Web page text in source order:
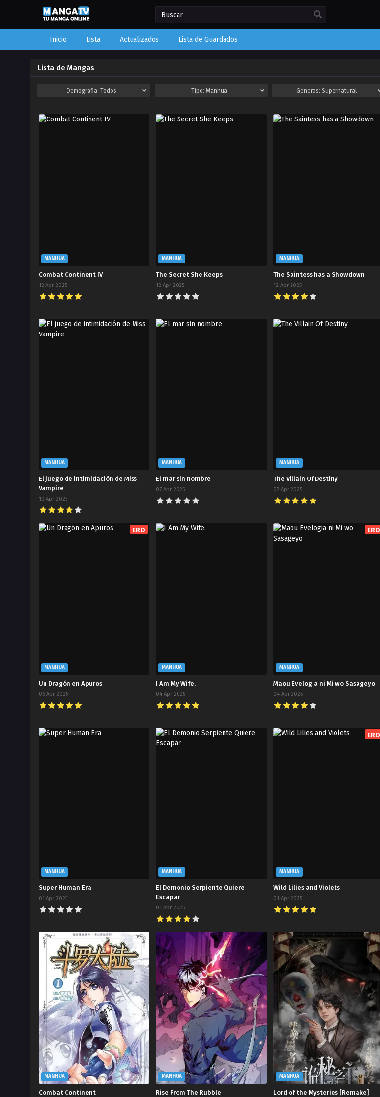
Inicio Lista Actualizados Lista de Guardados
Lista de Mangas
Demografia:Todos Tipo: Manhua Generos:Supernatural
MANHUA
Combat Continent IV
12 Apr 2025
MANHUA
The Secret She Keeps
12 Apr 2025
MANHUA
The Saintess has a Showdown
12 Apr 2025
MANHUA
El juego de intimidación de Miss
Vampire
10 Apr 2025
MANHUA
El mar sin nombre
07 Apr 2025
MANHUA
The Villain Of Destiny
07 Apr 2025
ERO
MANHUA
Un Dragón en Apuros
06 Apr 2025
MANHUA
I Am My Wife.
04 Apr 2025
ERO
MANHUA
Maou Evelogia ni Mi wo Sasageyo
04 Apr 2025
MANHUA
Super Human Era
01 Apr 2025
MANHUA
El Demonio Serpiente Quiere
Escapar
01 Apr 2025
ERO
MANHUA
Wild Lilies and Violets
01 Apr 2025
MANHUA
Combat Continent
MANHUA
Rise From The Rubble
MANHUA
Lord of the Mysteries [Remake]